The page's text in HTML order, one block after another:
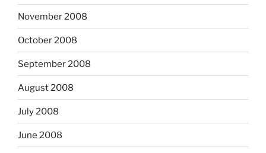
November 2008
October 2008
September 2008
August 2008
July 2008
June 2008